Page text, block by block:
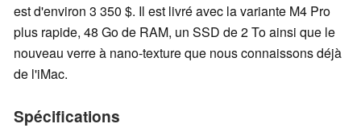
est d'environ 3 350 $. Il est livré avec la variante M4 Pro
plus rapide, 48 Go de RAM, un SSD de 2 To ainsi que le
nouveau verre à nano-texture que nous connaissons déjà
de l'iMac.
Spécifications